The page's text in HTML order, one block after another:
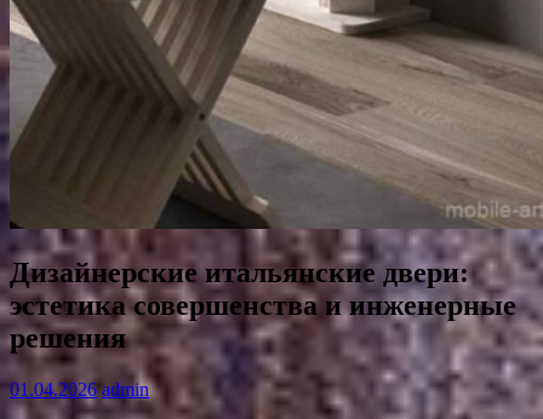
Дизайнерские итальянские двери:
эстетика совершенства и инженерные
решения
01.04.2026 admin